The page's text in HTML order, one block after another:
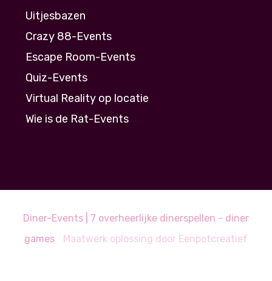
Uitjesbazen
Crazy 88-Events
Escape Room-Events
Quiz-Events
Virtual Reality op locatie
Wie is de Rat-Events
Diner-Events | 7 overheerlijke dinerspellen - diner
games
Maatwerk oplossing door Eenpotcreatief